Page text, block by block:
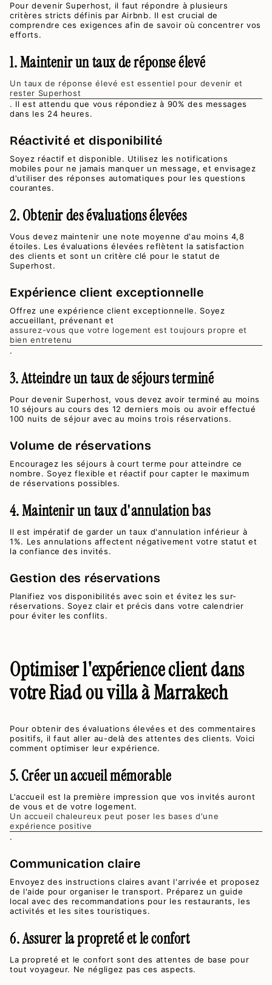
Pour devenir Superhost, il faut répondre à plusieurs
critères stricts définis par Airbnb. Il est crucial de
comprendre ces exigences afin de savoir où concentrer vos
efforts.
1. Maintenir un taux de réponse élevé
Un taux de réponse élevé est essentiel pour devenir et
rester Superhost
. Il est attendu que vous répondiez à 90% des messages
dans les 24 heures.
Réactivité et disponibilité
Soyez réactif et disponible. Utilisez les notifications
mobiles pour ne jamais manquer un message, et envisagez
d'utiliser des réponses automatiques pour les questions
courantes.
2. Obtenir des évaluations élevées
Vous devez maintenir une note moyenne d'au moins 4,8
étoiles. Les évaluations élevées reflètent la satisfaction
des clients et sont un critère clé pour le statut de
Superhost.
Expérience client exceptionnelle
Offrez une expérience client exceptionnelle. Soyez
accueillant, prévenant et
assurez-vous que votre logement est toujours propre et
bien entretenu
.
3. Atteindre un taux de séjours terminé
Pour devenir Superhost, vous devez avoir terminé au moins
10 séjours au cours des 12 derniers mois ou avoir effectué
100 nuits de séjour avec au moins trois réservations.
Volume de réservations
Encouragez les séjours à court terme pour atteindre ce
nombre. Soyez flexible et réactif pour capter le maximum
de réservations possibles.
4. Maintenir un taux d'annulation bas
Il est impératif de garder un taux d'annulation inférieur à
1%. Les annulations affectent négativement votre statut et
la confiance des invités.
Gestion des réservations
Planifiez vos disponibilités avec soin et évitez les sur-
réservations. Soyez clair et précis dans votre calendrier
pour éviter les conflits.
Optimiser l'expérience client dans
votre Riad ou villa à Marrakech
Pour obtenir des évaluations élevées et des commentaires
positifs, il faut aller au-delà des attentes des clients. Voici
comment optimiser leur expérience.
5. Créer un accueil mémorable
L'accueil est la première impression que vos invités auront
de vous et de votre logement.
Un accueil chaleureux peut poser les bases d'une
expérience positive
.
Communication claire
Envoyez des instructions claires avant l'arrivée et proposez
de l'aide pour organiser le transport. Préparez un guide
local avec des recommandations pour les restaurants, les
activités et les sites touristiques.
6. Assurer la propreté et le confort
La propreté et le confort sont des attentes de base pour
tout voyageur. Ne négligez pas ces aspects.